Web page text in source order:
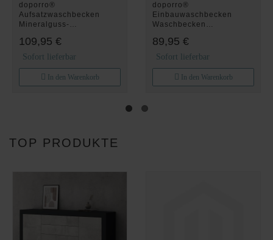
doporro®
Aufsatzwaschbecken
Mineralguss-
cm Waschtisch
Rechteckig in Weiß
Beschichtung
109,95 €
Sofort lieferbar
In den Warenkorb
doporro®
Einbauwaschbecken
Waschbecken
Waschtisch aus
Mineralguss Weiß mit
Colossum08
89,95 €
Sofort lieferbar
In den Warenkorb
TOP PRODUKTE